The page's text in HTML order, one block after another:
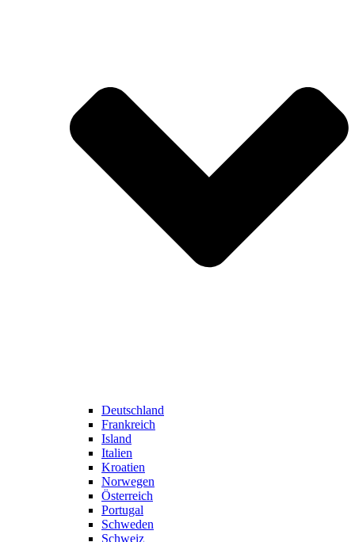
Deutschland
Frankreich
Island
Italien
Kroatien
Norwegen
Österreich
Portugal
Schweden
Schweiz